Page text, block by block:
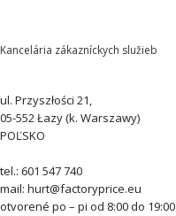
Kancelária zákazníckych služieb
ul. Przyszłości 21,
05-552 Łazy (k. Warszawy)
POĽSKO
tel.: 601 547 740
mail: hurt@factoryprice.eu
otvorené po – pi od 8:00 do 19:00